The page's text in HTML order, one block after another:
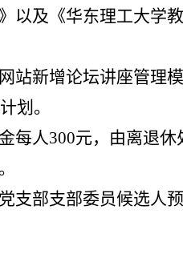
以及《华东理工大学
站新增论坛讲座管理
划 。
每人300元，由离退休
支部支部委员候选人